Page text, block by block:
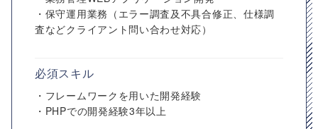
・保守運用業務（エラー調査及不具合修正、仕様調
査などクライアント問い合わせ対応）
必須スキル
・フレームワークを用いた開発経験
・PHPでの開発経験3年以上